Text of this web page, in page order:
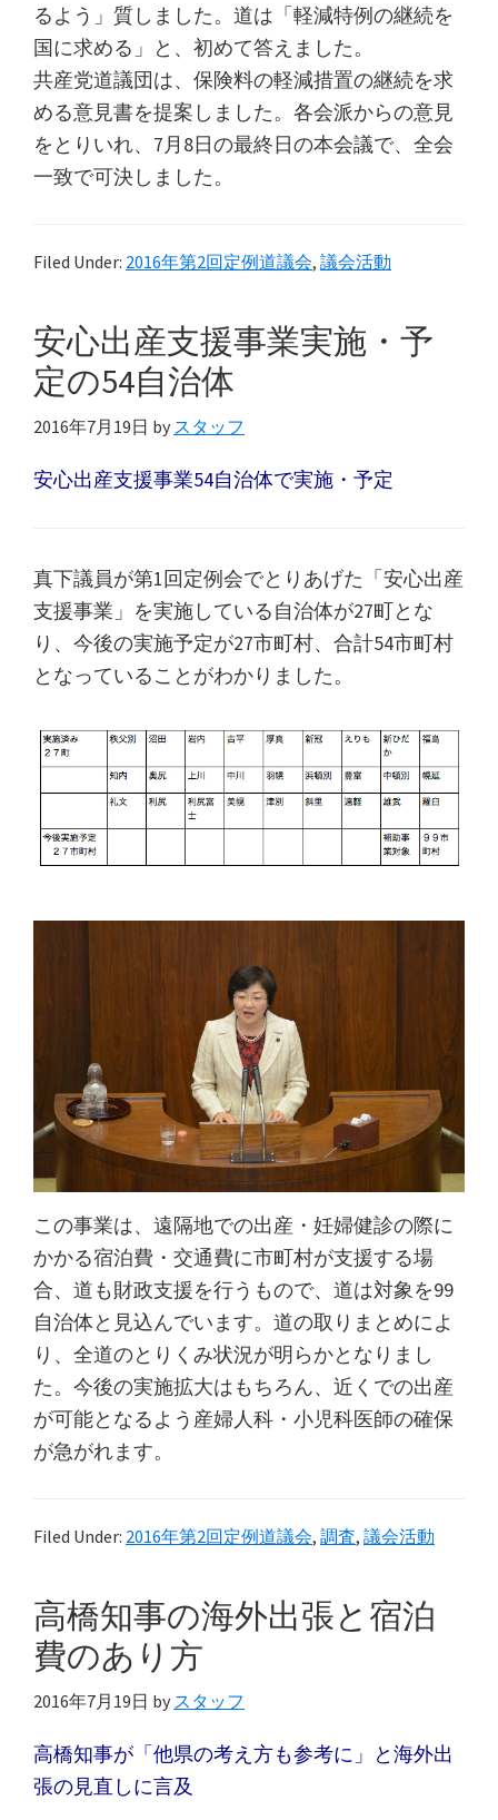
るよう」質しました。道は「軽減特例の継続を
国に求める」と、初めて答えました。
共産党道議団は、保険料の軽減措置の継続を求
める意見書を提案しました。各会派からの意見
をとりいれ、7月8日の最終日の本会議で、全会
一致で可決しました。
Filed Under: 2016年第2回定例道議会, 議会活動
安心出産支援事業実施・予
定の54自治体
2016年7月19日 by スタッフ
安心出産支援事業54自治体で実施・予定
真下議員が第1回定例会でとりあげた「安心出産
支援事業」を実施している自治体が27町とな
り、今後の実施予定が27市町村、合計54市町村
となっていることがわかりました。
この事業は、遠隔地での出産・妊婦健診の際に
かかる宿泊費・交通費に市町村が支援する場
合、道も財政支援を行うもので、道は対象を99
自治体と見込んでいます。道の取りまとめによ
り、全道のとりくみ状況が明らかとなりまし
た。今後の実施拡大はもちろん、近くでの出産
が可能となるよう産婦人科・小児科医師の確保
が急がれます。
Filed Under: 2016年第2回定例道議会, 調査, 議会活動
高橋知事の海外出張と宿泊
費のあり方
2016年7月19日 by スタッフ
高橋知事が「他県の考え方も参考に」と海外出
張の見直しに言及